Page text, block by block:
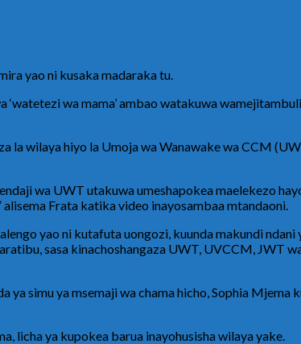
yao ni kusaka madaraka tu.
wa mama’ ambao watakuwa
la wilaya hiyo la Umoja wa Wanawake wa CCM
wa UWT utakuwa umeshapokea maelekezo
Frata katika video inayosambaa mtandaoni.
yao ni kutafuta uongozi, kuunda makundi
sasa kinachoshangaza UWT, UVCCM, JWT
simu ya msemaji wa chama hicho, Sophia
licha ya kupokea barua inayohusisha wilaya yake.